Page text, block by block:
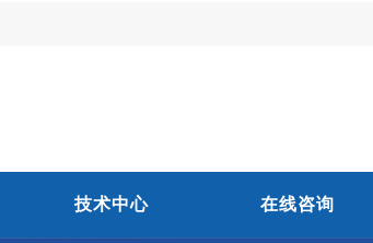
技术中心 在线咨询